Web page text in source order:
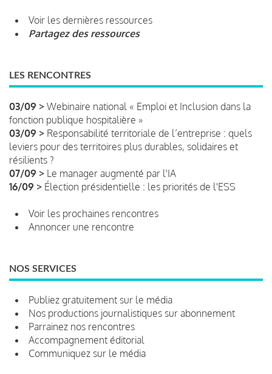
Voir les dernières ressources
Partagez des ressources
LES RENCONTRES
03/09 > Webinaire national « Emploi et Inclusion dans la
fonction publique hospitalière »
03/09 > Responsabilité territoriale de l’entreprise : quels
leviers pour des territoires plus durables, solidaires et
résilients ?
07/09 > Le manager augmenté par l'IA
16/09 > Élection présidentielle : les priorités de l'ESS
Voir les prochaines rencontres
Annoncer une rencontre
NOS SERVICES
Publiez gratuitement sur le média
Nos productions journalistiques sur abonnement
Parrainez nos rencontres
Accompagnement éditorial
Communiquez sur le média